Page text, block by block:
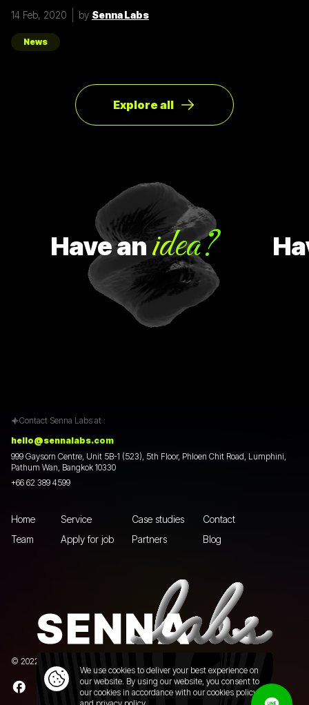
We use cookies to deliver your best experience on
our website. By using our website, you consent to
our cookies in accordance with our cookies policy
ป้องกันการเกิด Bug หรือ Defect หรือ Issue Tester ตรวจสอบ
และค้นหา Bug หรือ Defect หรือ Issue ให้ได้มากที่สุดเพื่อให้
Product มีคุณภาพมากที่สุด QA และ Tester ต้องรู้อะไรบ้าง จาก
การที่เราได้พอรู้ว่า QA และ Tester มีความแตกต่างกันอย่างไร
แบบพอสังเขปแล้ว ทีนี้เรามาดูกันว่าการจะเป็น QA หรือ
14 Feb, 2020 by Senna Labs
News
Explore all
Haveanidea? Have
Contact Senna Labs at :
hello@sennalabs.com
999 Gaysorn Centre, Unit 5B-1 (523), 5th Floor, Phloen Chit Road, Lumphini,
Pathum Wan, Bangkok 10330
+66 62 389 4599
Home Service Case studies
Contact
Team
Apply for job Partners Blog
© 2022 Senna Labs Co., Ltd.All rights reserved. |